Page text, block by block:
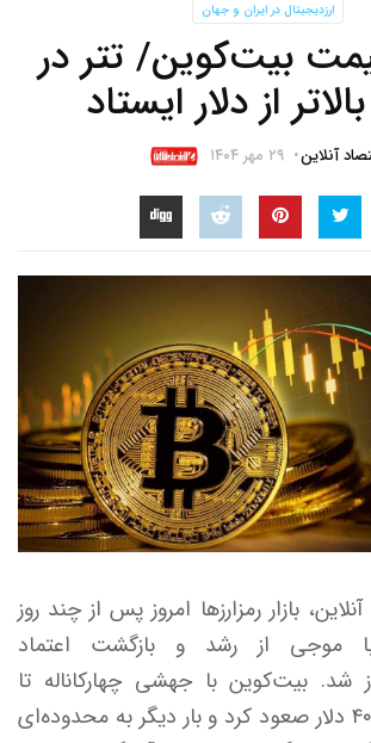
ارزدیجیتال در ایران و جهان
بیت‌کوین/ تتر در
از دلار ایستاد
آنلاین ۲۹ مهر ۱۴۰۴
بازار رمزارز‌ها امروز پس از چند روز
موجی از رشد و بازگشت اعتماد
شد. بیت‌کوین با جهشی چهارکاناله تا
سقف ۱۱۱ هزار و ۴۰۰ دلار صعود کرد و بار دیگر به محدوده‌ای